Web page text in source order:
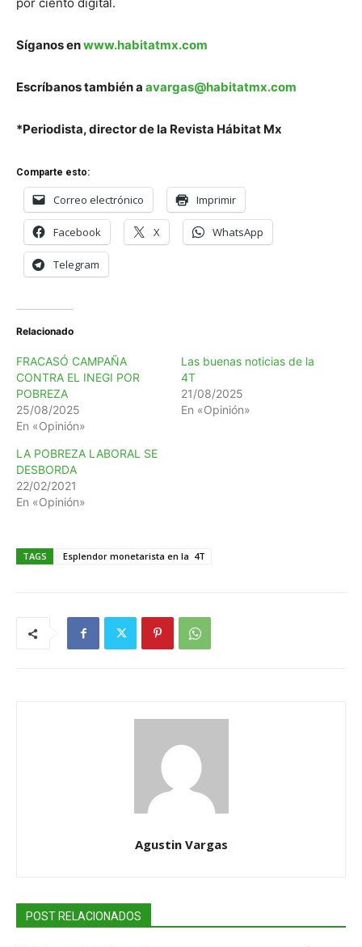
por ciento digital.
Síganos enwww.habitatmx.com
Escríbanos también a avargas@habitatmx.com
*Periodista, director de la Revista Hábitat Mx
Comparte esto:
Correo electrónico Imprimir
Facebook X WhatsApp
Telegram
Relacionado
FRACASÓ CAMPAÑA
CONTRA EL INEGI POR
POBREZA
25/08/2025
En «Opinión»
Las buenas noticias de la
4T
21/08/2025
En «Opinión»
LA POBREZA LABORAL SE
DESBORDA
22/02/2021
En «Opinión»
TAGS Esplendor monetarista en la 4T
Agustin Vargas
POST RELACIONADOS